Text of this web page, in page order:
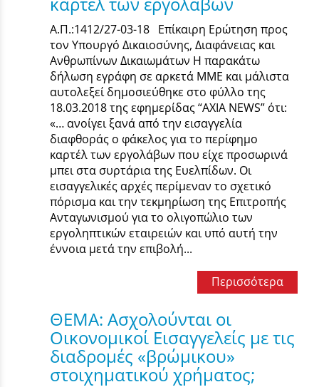
Α.Π.:1412/27-03-18 Επίκαιρη Ερώτηση προς
τον Υπουργό Δικαιοσύνης, Διαφάνειας και
Ανθρωπίνων Δικαιωμάτων Η παρακάτω
δήλωση εγράφη σε αρκετά ΜΜΕ και μάλιστα
αυτολεξεί δημοσιεύθηκε στο φύλλο της
18.03.2018 της εφημερίδας “AXIA NEWS” ότι:
«… ανοίγει ξανά από την εισαγγελία
διαφθοράς ο φάκελος για το περίφημο
καρτέλ των εργολάβων που είχε προσωρινά
μπει στα συρτάρια της Ευελπίδων. Οι
εισαγγελικές αρχές περίμεναν το σχετικό
πόρισμα και την τεκμηρίωση της Επιτροπής
Ανταγωνισμού για το ολιγοπώλιο των
εργοληπτικών εταιρειών και υπό αυτή την
έννοια μετά την επιβολή...
Περισσότερα
ΘΕΜΑ: Ασχολούνται οι
Οικονομικοί Εισαγγελείς με τις
διαδρομές «βρώμικου»
στοιχηματικού χρήματος;